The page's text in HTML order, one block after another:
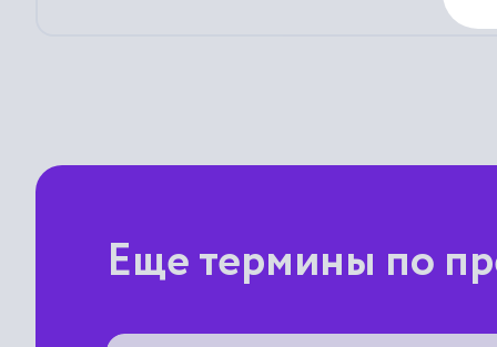
Еще термины по